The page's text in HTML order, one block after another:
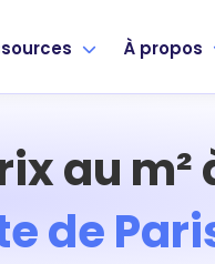
À propos
au m²
de